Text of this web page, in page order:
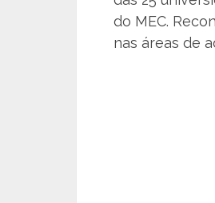
do MEC.
nas áreas de